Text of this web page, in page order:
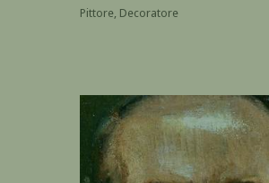
Pittore, Decoratore